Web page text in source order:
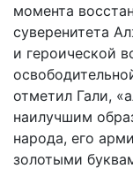
момента
суверенитета
и героической
отметил Гали,
наилучшим
народа, его
золотыми